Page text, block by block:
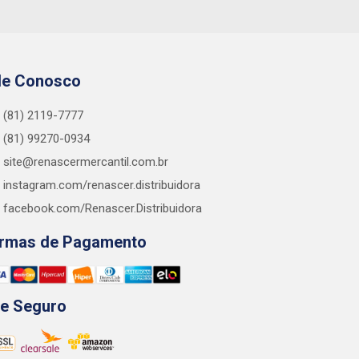
Conosco
(81) 2119-7777
(81) 99270-0934
site@renascermercantil.com.br
instagram.com/renascer.distribuidora
facebook.com/Renascer.Distribuidora
de Pagamento
Seguro